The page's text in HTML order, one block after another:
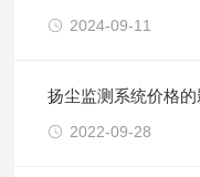
2024-09-11
扬尘监测系统价格
2022-09-28